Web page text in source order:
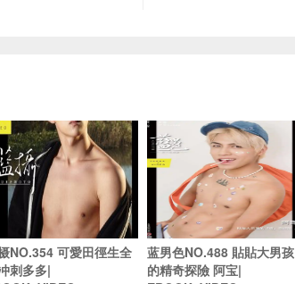
NO.354 可愛田徑生全
刺多多|
蓝男色NO.488 貼貼大男孩
的精奇探險 阿宝|